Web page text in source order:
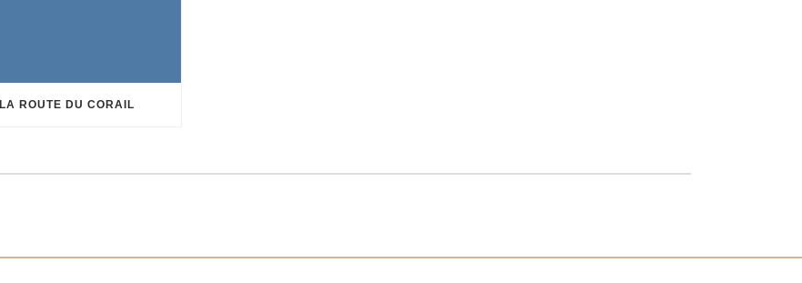
LA ROUTE DU CORAIL